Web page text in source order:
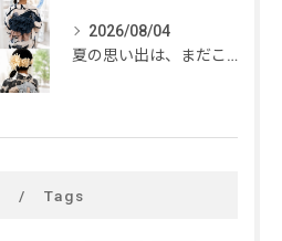
2026/08/04
夏の思い出は、まだこれから。
Tags